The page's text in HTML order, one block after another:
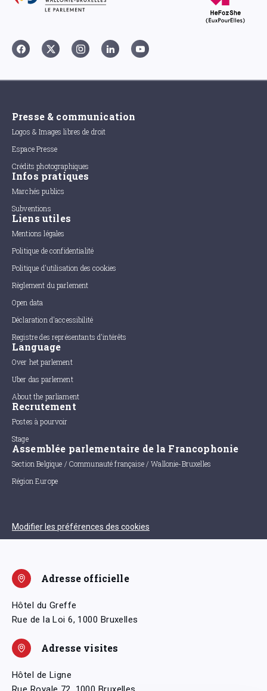
Presse & communication
Logos & Images libres de droit
Espace Presse
Crédits photographiques
Infos pratiques
Marchés publics
Subventions
Liens utiles
Mentions légales
Politique de confidentialité
Politique d'utilisation des cookies
Règlement du parlement
Open data
Déclaration d'accessibilité
Registre des représentants d'intérêts
Language
Over het parlement
Uber das parlement
About the parliament
Recrutement
Postes à pourvoir
Stage
Assemblée parlementaire de la Francophonie
Section Belgique / Communauté française / Wallonie-Bruxelles
Région Europe
Modifier les préférences des cookies
Adresse officielle
Hôtel du Greffe
Rue de la Loi 6, 1000 Bruxelles
Adresse visites
Hôtel de Ligne